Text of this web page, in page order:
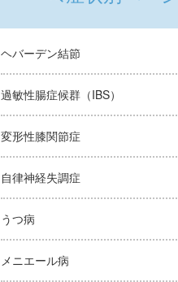
ヘバーデン結節
過敏性腸症候群（IBS）
変形性膝関節症
自律神経失調症
うつ病
メニエール病